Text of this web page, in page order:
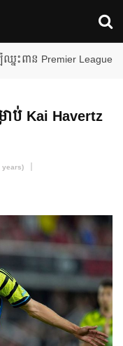
City កំពុងត្រៀមសម្
ប់ Kai Havertz
years)